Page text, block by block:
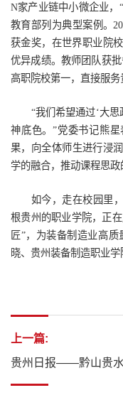
N家产业链中小微企业，
教育部列为典型案例。
获金奖，在世界职业院
优异成绩。教师团队获
高职院校第一，直接服务
“我们希望通过‘大思
神底色。”党委书记熊
果，向全体师生进行浸
学的融合，推动课程思政
如今，走在校园里
根贵州的职业学院，正
匠”，为装备制造业高
晓、贵州装备制造职业学
上一篇:
贵州日报——黔山贵水